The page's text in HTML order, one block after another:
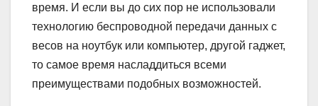
время. И если вы до сих пор не использовали
технологию беспроводной передачи данных с
весов на ноутбук или компьютер, другой гаджет,
то самое время насладдиться всеми
преимуществами подобных возможностей.